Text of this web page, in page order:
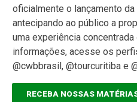
oficialmente o lançamento
antecipando ao público a
uma experiência
informações, acesse os
@cwbbrasil, @tourcuritiba e
RECEBA NOSSAS